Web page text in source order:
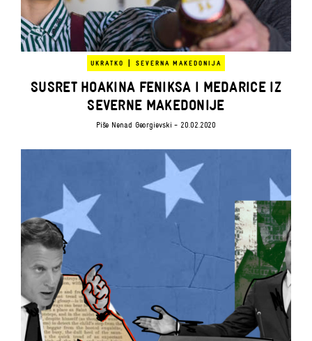
UKRATKO | SEVERNA MAKEDONIJA
SUSRET HOAKINA FENIKSA I MEDARICE IZ
SEVERNE MAKEDONIJE
Piše Nenad Georgievski - 20.02.2020